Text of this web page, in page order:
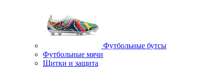
Футбольные бутсы
Футбольные мячи
Щитки и защита